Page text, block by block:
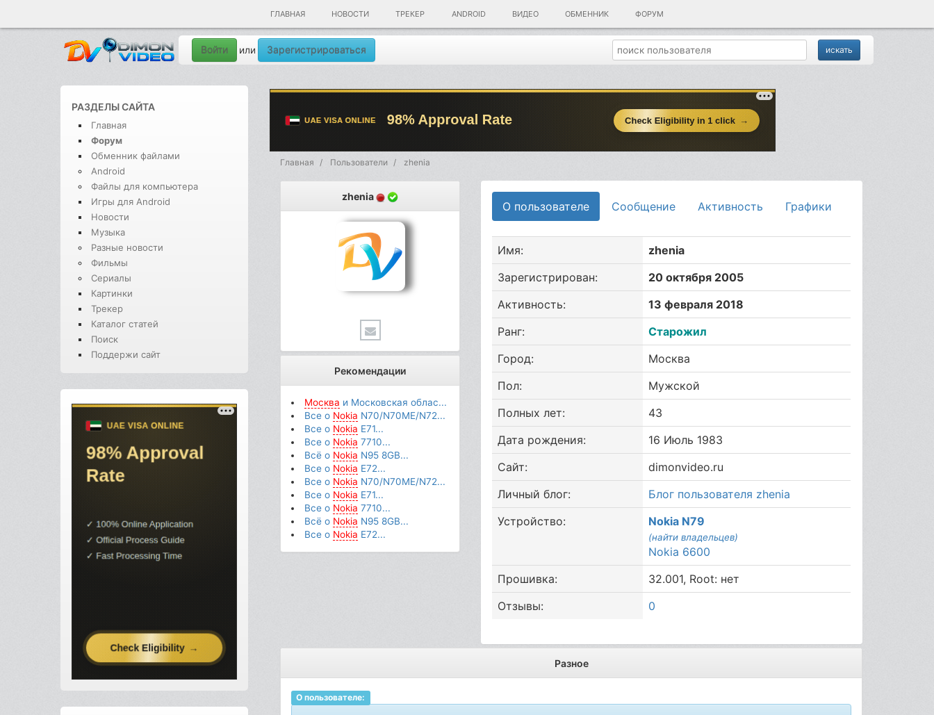
ГЛАВНАЯ НОВОСТИ ТРЕКЕР ANDROID ВИДЕО ОБМЕННИК ФОРУМ
Войти или Зарегистрироваться
РАЗДЕЛЫ САЙТА
Главная
Форум
Обменник файлами
Android
Файлы для компьютера
Игры для Android
Новости
Музыка
Разные новости
Фильмы
Сериалы
Картинки
Трекер
Каталог статей
Поиск
Поддержи сайт
Главная Пользователи zhenia
zhenia
Рекомендации
Москва и Московская облас...
Все о Nokia N70/N70ME/N72...
Все о Nokia E71...
Все о Nokia 7710...
Всё о Nokia N95 8GB...
Все о Nokia E72...
Все о Nokia N70/N70ME/N72...
Все о Nokia E71...
Все о Nokia 7710...
Всё о Nokia N95 8GB...
Все о Nokia E72...
О пользователе Сообщение Активность Графики
Имя:
zhenia
Зарегистрирован:
20 октября 2005
Активность:
13 февраля 2018
Ранг:
Старожил
Город:
Москва
Пол:
Мужской
Полных лет:
43
Дата рождения:
16 Июль 1983
Сайт:
dimonvideo.ru
Личный блог:
Блог пользователя zhenia
Устройство:
Nokia N79
(найти владельцев)
Nokia 6600
Прошивка:
32.001, Root: нет
Отзывы:
0
Разное
О пользователе: